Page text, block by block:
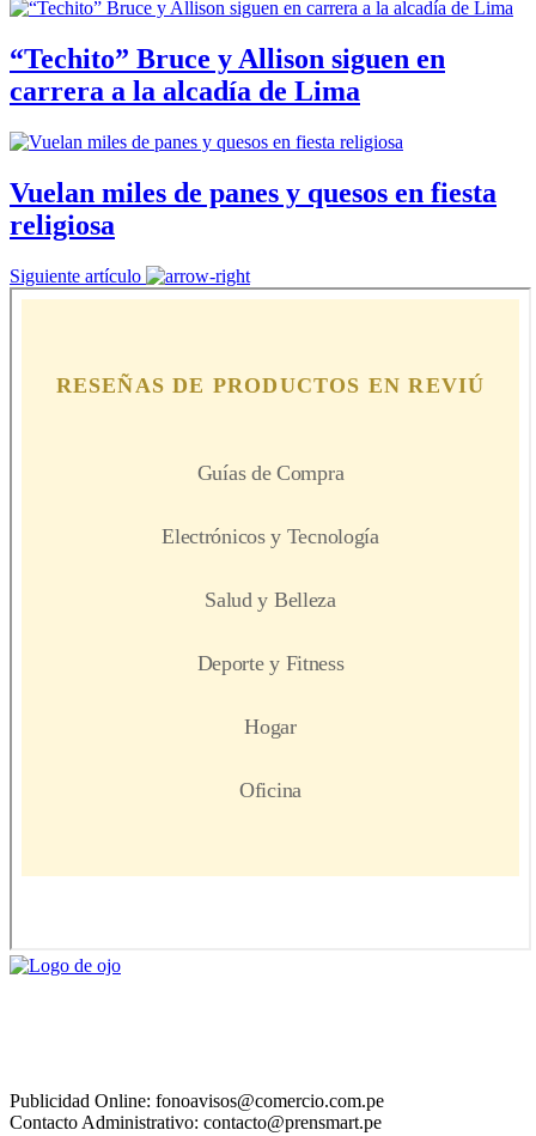
“Techito” Bruce y Allison siguen en
carrera a la alcadía de Lima
Vuelan miles de panes y quesos en fiesta
religiosa
Siguiente artículo
Publicidad Online: fonoavisos@comercio.com.pe
Contacto Administrativo: contacto@prensmart.pe